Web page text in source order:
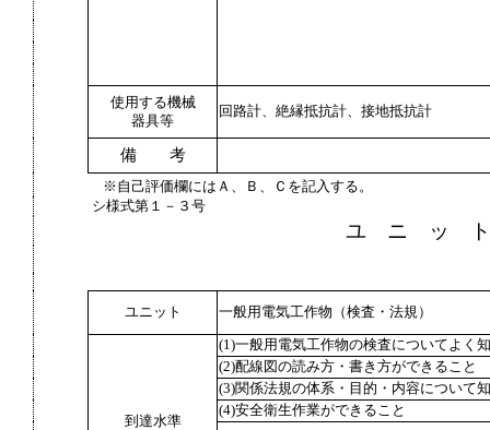
使用する機械
器具等
回路計、絶縁抵抗計、接地抵抗計
備 考
※自己評価欄にはＡ、Ｂ、Ｃを記入する。
シ様式第１－３号
ユ ニ ッ
ユニット 一般用電気工作物（検査・法規）
到達水準
(1)一般用電気工作物の検査についてよく
(2)配線図の読み方・書き方ができること
(3)関係法規の体系・目的・内容について
(4)安全衛生作業ができること